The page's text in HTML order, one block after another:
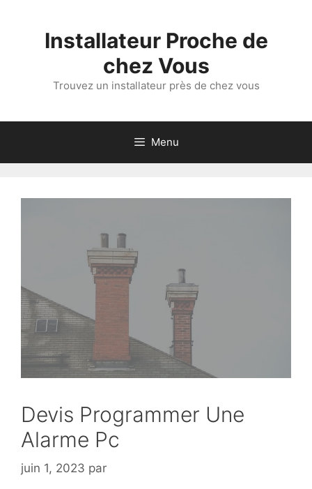
Installateur Proche de
chez Vous
Trouvez un installateur près de chez vous
Menu
Devis Programmer Une
Alarme Pc
juin 1, 2023 par